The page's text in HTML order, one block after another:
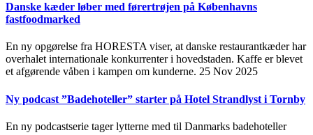
Danske kæder løber med førertrøjen på Københavns
fastfoodmarked
En ny opgørelse fra HORESTA viser, at danske restaurantkæder har
overhalet internationale konkurrenter i hovedstaden. Kaffe er blevet
et afgørende våben i kampen om kunderne. 25 Nov 2025
Ny podcast ”Badehoteller” starter på Hotel Strandlyst i Tornby
En ny podcastserie tager lytterne med til Danmarks badehoteller